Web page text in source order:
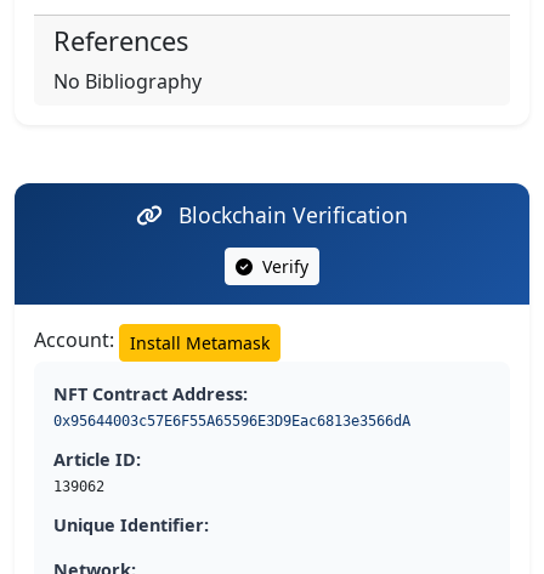
References
No Bibliography
Blockchain Verification
Verify
Account: Install Metamask
NFT Contract Address:
0x95644003c57E6F55A65596E3D9Eac6813e3566dA
Article ID:
139062
Unique Identifier:
Network: